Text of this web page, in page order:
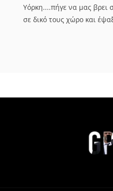
Υόρκη....πήγε να μας βρει
σε δικό τους χώρο και